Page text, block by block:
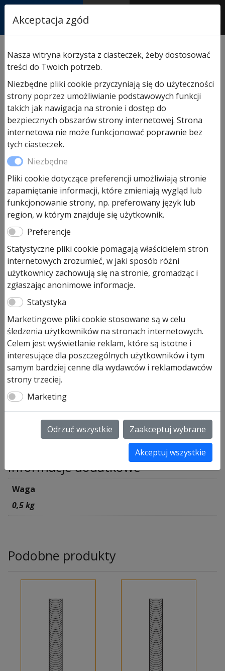
AUTORYZOWANY
PARTNER & SERWIS
segmentowych garażowych/ Nośnik zamka TS42
LPU40 EPU40
Nośnik zamka TS42 LPU40
EPU40
47,00zł
Pozostało tylko: 1 (może być zamówiony)
ilość
Nośnik
zamka
TS42
LPU40
EPU40
Dodaj do koszyka
Nośnik zamka, TS 42 mm
do bram okres produkcji od 1999-06-01 – art. 3039102
SKU:3039102
Informacje dodatkowe
Informacje dodatkowe
Waga
0,5 kg
Podobne produkty
Akceptacja zgód
Nasza witryna korzysta z ciasteczek, żeby dostosować
treści do Twoich potrzeb.
Niezbędne pliki cookie przyczyniają się do użyteczności
strony poprzez umożliwianie podstawowych funkcji
takich jak nawigacja na stronie i dostęp do
bezpiecznych obszarów strony internetowej. Strona
internetowa nie może funkcjonować poprawnie bez
tych ciasteczek.
Niezbędne
Pliki cookie dotyczące preferencji umożliwiają stronie
zapamiętanie informacji, które zmieniają wygląd lub
funkcjonowanie strony, np. preferowany język lub
region, w którym znajduje się użytkownik.
Preferencje
Statystyczne pliki cookie pomagają właścicielem stron
internetowych zrozumieć, w jaki sposób różni
użytkownicy zachowują się na stronie, gromadząc i
zgłaszając anonimowe informacje.
Statystyka
Marketingowe pliki cookie stosowane są w celu
śledzenia użytkowników na stronach internetowych.
Celem jest wyświetlanie reklam, które są istotne i
interesujące dla poszczególnych użytkowników i tym
samym bardziej cenne dla wydawców i reklamodawców
strony trzeciej.
Marketing
Odrzuć wszystkie Zaakceptuj wybrane
Akceptuj wszystkie